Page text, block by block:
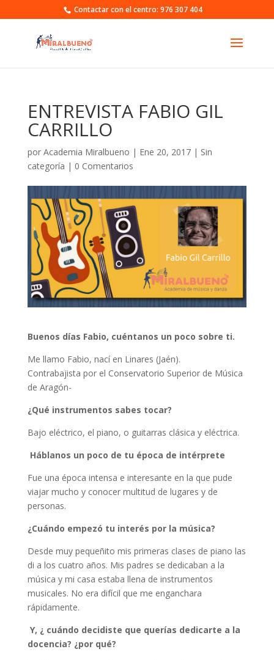
Contactar con el centro: 976 307 404
ENTREVISTA FABIO GIL
CARRILLO
por Academia Miralbueno | Ene 20, 2017| Sin
categoría | 0 Comentarios
Buenos días Fabio, cuéntanos un poco sobre ti.
Me llamo Fabio, nací en Linares (Jaén).
Contrabajista por el Conservatorio Superior de Música
de Aragón-
¿Qué instrumentos sabes tocar?
Bajo eléctrico, el piano, o guitarras clásica y eléctrica.
Háblanos un poco de tu época de intérprete
Fue una época intensa e interesante en la que pude
viajar mucho y conocer multitud de lugares y de
personas.
¿Cuándo empezó tu interés por la música?
Desde muy pequeñito mis primeras clases de piano las
di a los cuatro años. Mis padres se dedicaban a la
música y mi casa estaba llena de instrumentos
musicales. No era difícil que me enganchara
rápidamente.
Y, ¿ cuándo decidiste que querías dedicarte a la
docencia? ¿por qué?